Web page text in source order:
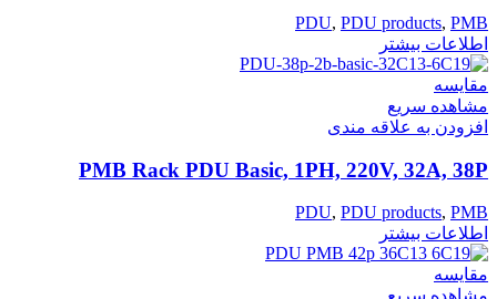
PDU, PDU products, PMB
اطلاعات بیشتر
مقایسه
مشاهده سریع
افزودن به علاقه مندی
PMB Rack PDU Basic, 1PH, 220V, 32A, 38P
PDU, PDU products, PMB
اطلاعات بیشتر
مقایسه